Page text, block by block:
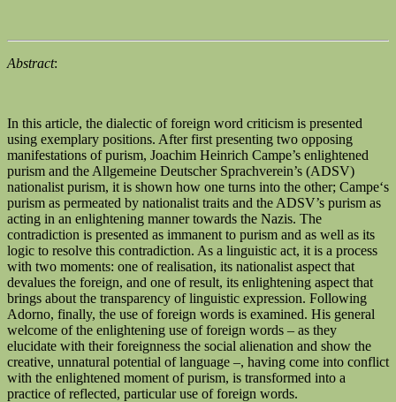
Abstract:
In this article, the dialectic of foreign word criticism is presented
using exemplary positions. After first presenting two opposing
manifestations of purism, Joachim Heinrich Campe’s enlightened
purism and the Allgemeine Deutscher Sprachverein’s (ADSV)
nationalist purism, it is shown how one turns into the other; Campe‘s
purism as permeated by nationalist traits and the ADSV’s purism as
acting in an enlightening manner towards the Nazis. The
contradiction is presented as immanent to purism and as well as its
logic to resolve this contradiction. As a linguistic act, it is a process
with two moments: one of realisation, its nationalist aspect that
devalues the foreign, and one of result, its enlightening aspect that
brings about the transparency of linguistic expression. Following
Adorno, finally, the use of foreign words is examined. His general
welcome of the enlightening use of foreign words – as they
elucidate with their foreignness the social alienation and show the
creative, unnatural potential of language –, having come into conflict
with the enlightened moment of purism, is transformed into a
practice of reflected, particular use of foreign words.